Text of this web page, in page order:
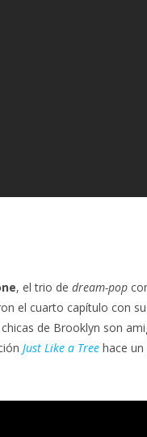
, el trio de dream-pop
el cuarto capítulo con
de Brooklyn son
Just Like a Tree hace un